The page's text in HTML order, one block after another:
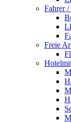
Fahrer
Freie